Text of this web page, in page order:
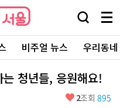
검
창
열
기
메
뉴
전
체
보
비주얼 뉴스 우리동
청년들, 응원해요!
좋
2조회 895